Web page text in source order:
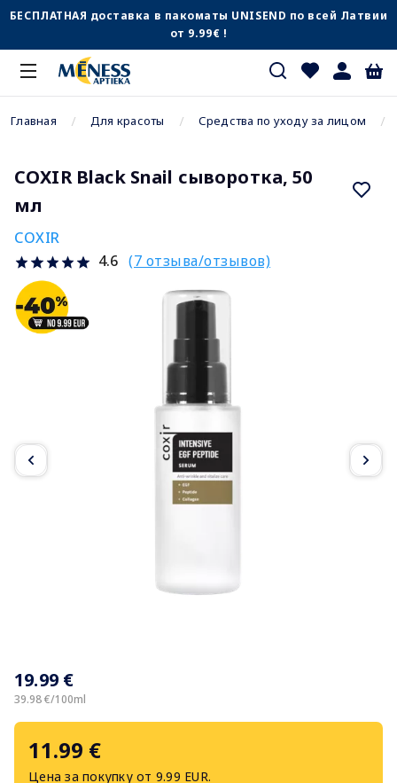
БЕСПЛАТНАЯ доставка в пакоматы UNISEND по всей Латвии
от 9.99€ !
Главная Для красоты Средства по уходу за лицом
COXIR Black Snail сыворотка, 50
мл
COXIR
4.6 (7 отзыва/отзывов)
19.99 €
39.98 €/100ml
11.99 €
Цена за покупку от 9.99 EUR.